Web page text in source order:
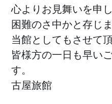
心よりお見舞いを申
困難のさ中かと存じ
当館としてもさせて
皆様方の一日も早い
す。
古屋旅館